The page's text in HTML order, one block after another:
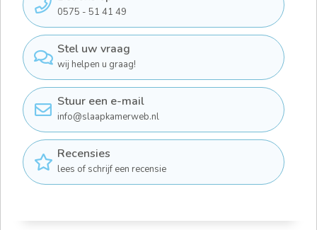
0575 - 51 41 49
Stel uw vraag
wij helpen u graag!
Stuur een e-mail
info@slaapkamerweb.nl
Recensies
lees of schrijf een recensie